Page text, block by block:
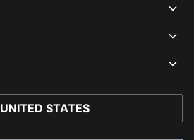
UNITED STATES